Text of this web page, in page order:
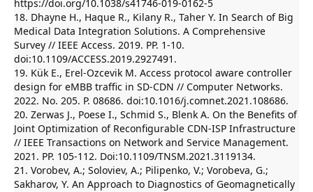
https://doi.org/10.1038/s41746-019-0162-5
18. Dhayne H., Haque R., Kilany R., Taher Y. In Search of Big
Medical Data Integration Solutions. A Comprehensive
Survey // IEEE Access. 2019. PP. 1-10.
doi:10.1109/ACCESS.2019.2927491.
19. Kük E., Erel-Ozcevik M. Access protocol aware controller
design for eMBB traffic in SD-CDN // Computer Networks.
2022. No. 205. P. 08686. doi:10.1016/j.comnet.2021.108686.
20. Zerwas J., Poese I., Schmid S., Blenk A. On the Benefits of
Joint Optimization of Reconfigurable CDN-ISP Infrastructure
// IEEE Transactions on Network and Service Management.
2021. PP. 105-112. Doi:10.1109/TNSM.2021.3119134.
21. Vorobev, A.; Soloviev, A.; Pilipenko, V.; Vorobeva, G.;
Sakharov, Y. An Approach to Diagnostics of Geomagnetically